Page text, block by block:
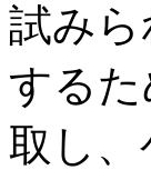
試み
する
取し